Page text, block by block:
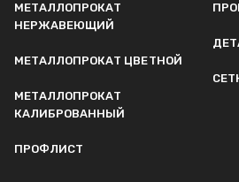
МЕТАЛЛОПРОКАТ
НЕРЖАВЕЮЩИЙ
МЕТАЛЛОПРОКАТ ЦВЕТНОЙ
МЕТАЛЛОПРОКАТ
КАЛИБРОВАННЫЙ
ПРОФЛИСТ